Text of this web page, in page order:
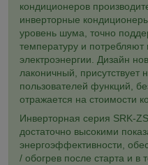
кондиционеров
инверторные
уровень шума, точно
температуру и
электроэнергии. Дизайн
лаконичный,
пользователей функций,
отражается на стоимости
Инверторная серия SRK-
достаточно высокими
энергоэффективности,
/ обогрев после старта и в